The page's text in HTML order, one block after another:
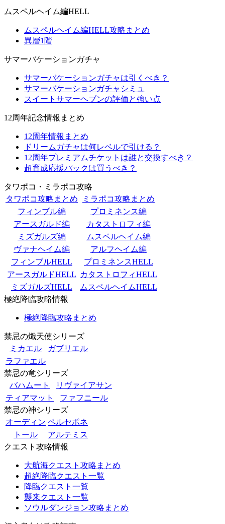
ムスペルヘイム編HELL
ムスペルヘイム編HELL攻略まとめ
異層1階
サマーバケーションガチャ
サマーバケーションガチャは引くべき？
サマーバケーションガチャシミュ
スイートサマーヘブンの評価と強い点
12周年記念情報まとめ
12周年情報まとめ
ドリームガチャは何レベルで引ける？
12周年プレミアムチケットは誰と交換すべき？
超育成応援パックは買うべき？
タワポコ・ミラポコ攻略
タワポコ攻略まとめ
ミラポコ攻略まとめ
フィンブル編
プロミネンス編
アースガルド編
カタストロフィ編
ミズガルズ編
ムスペルヘイム編
ヴァナヘイム編
アルフヘイム編
フィンブルHELL
プロミネンスHELL
アースガルドHELL カタストロフィHELL
ミズガルズHELL
ムスペルヘイムHELL
極絶降臨攻略情報
極絶降臨攻略まとめ
禁忌の熾天使シリーズ
ミカエル
ガブリエル
ラファエル
禁忌の竜シリーズ
バハムート
リヴァイアサン
ティアマット
ファフニール
禁忌の神シリーズ
オーディン ペルセポネ
トール
アルテミス
クエスト攻略情報
大航海クエスト攻略まとめ
超絶降臨クエスト一覧
降臨クエスト一覧
襲来クエスト一覧
ソウルダンジョン攻略まとめ